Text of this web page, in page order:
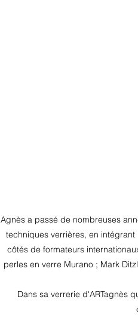
Agnès a passé de nombreuses
techniques verrières, en
côtés de formateurs
perles en verre Murano ; Mark
Dans sa verrerie d'ARTagnès